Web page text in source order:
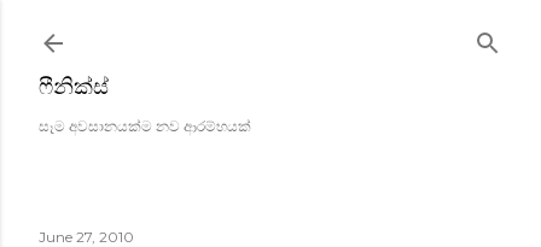
ෆීනික්ස්
සෑම අවසානයක්ම නව ආරම්භයක්
June 27, 2010